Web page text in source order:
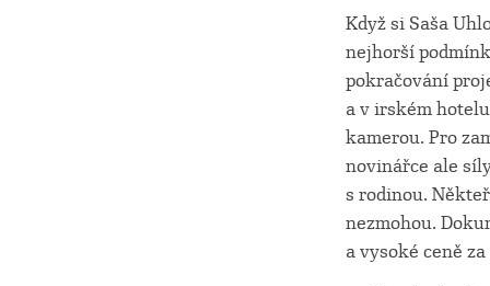
Když si Saša
nejhorší
pokračování
a v irském
kamerou. Pro
novinářce ale
s rodinou.
nezmohou.
a vysoké ceně